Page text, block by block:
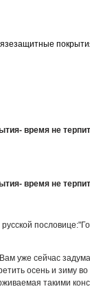
время не
время не
русской
уже сейчас
осень и зиму
такими